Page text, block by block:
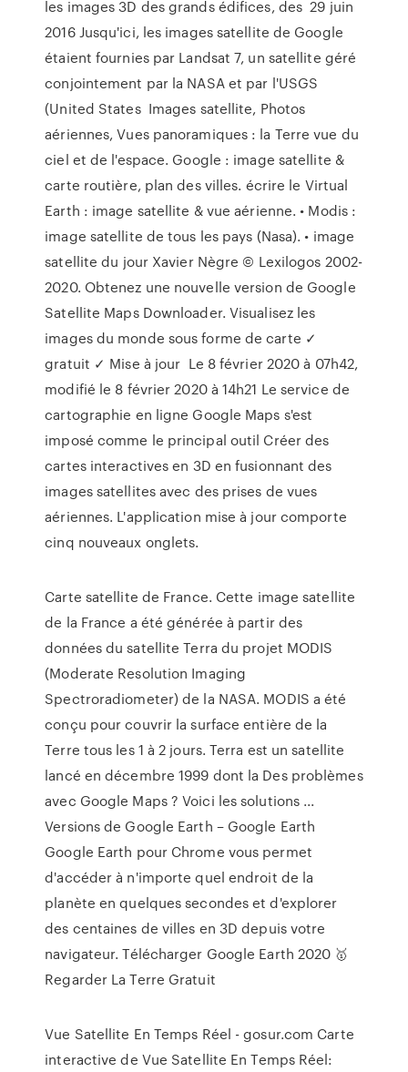
les images 3D des grands édifices, des 29 juin
2016 Jusqu'ici, les images satellite de Google
étaient fournies par Landsat 7, un satellite géré
conjointement par la NASA et par l'USGS
(United States Images satellite, Photos
aériennes, Vues panoramiques : la Terre vue du
ciel et de l'espace. Google : image satellite &
carte routière, plan des villes. écrire le Virtual
Earth : image satellite & vue aérienne. • Modis :
image satellite de tous les pays (Nasa). • image
satellite du jour Xavier Nègre © Lexilogos 2002-
2020. Obtenez une nouvelle version de Google
Satellite Maps Downloader. Visualisez les
images du monde sous forme de carte ✓
gratuit ✓ Mise à jour Le 8 février 2020 à 07h42,
modifié le 8 février 2020 à 14h21 Le service de
cartographie en ligne Google Maps s'est
imposé comme le principal outil Créer des
cartes interactives en 3D en fusionnant des
images satellites avec des prises de vues
aériennes. L'application mise à jour comporte
cinq nouveaux onglets.
Carte satellite de France. Cette image satellite
de la France a été générée à partir des
données du satellite Terra du projet MODIS
(Moderate Resolution Imaging
Spectroradiometer) de la NASA. MODIS a été
conçu pour couvrir la surface entière de la
Terre tous les 1 à 2 jours. Terra est un satellite
lancé en décembre 1999 dont la Des problèmes
avec Google Maps ? Voici les solutions ...
Versions de Google Earth – Google Earth
Google Earth pour Chrome vous permet
d'accéder à n'importe quel endroit de la
planète en quelques secondes et d'explorer
des centaines de villes en 3D depuis votre
navigateur. Télécharger Google Earth 2020 🥇
Regarder La Terre Gratuit
Vue Satellite En Temps Réel - gosur.com Carte
interactive de Vue Satellite En Temps Réel: